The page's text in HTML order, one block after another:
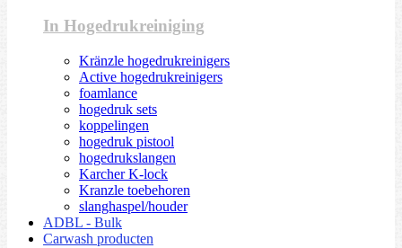
In Hogedrukreiniging
Kränzle hogedrukreinigers
Active hogedrukreinigers
foamlance
hogedruk sets
koppelingen
hogedruk pistool
hogedrukslangen
Karcher K-lock
Kranzle toebehoren
slanghaspel/houder
ADBL - Bulk
Carwash producten